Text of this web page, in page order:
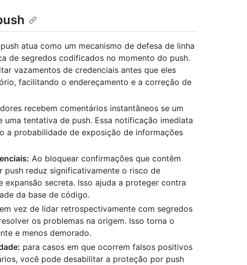
atua como um mecanismo de defesa de linha
de segredos codificados no momento do push.
vazamentos de credenciais antes que eles
facilitando o endereçamento e a correção de
recebem comentários instantâneos se um
tentativa de push. Essa notificação imediata
a probabilidade de exposição de informações
Ao bloquear confirmações que contêm
reduz significativamente o risco de
expansão secreta. Isso ajuda a proteger contra
da base de código.
em vez de lidar retrospectivamente com segredos
os problemas na origem. Isso torna o
e menos demorado.
para casos em que ocorrem falsos positivos
você pode desabilitar a proteção por push